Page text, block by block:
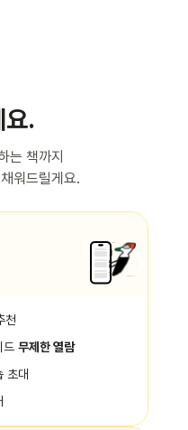
요.
는 책까지
워드릴게요.
천
드 무제한 열람
초대